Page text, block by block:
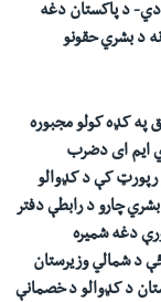
دي- د پاکستان دغه
د بشري حقونو
په کډه کولو مجبوره
ایم ایدضرب
رپورټ کې د کډوالو
څخه تر پینځم ستمبر 2014 پورې دغه شمیره
یواځې د شمالي وزيرستان
د کډوالو د خصمانې